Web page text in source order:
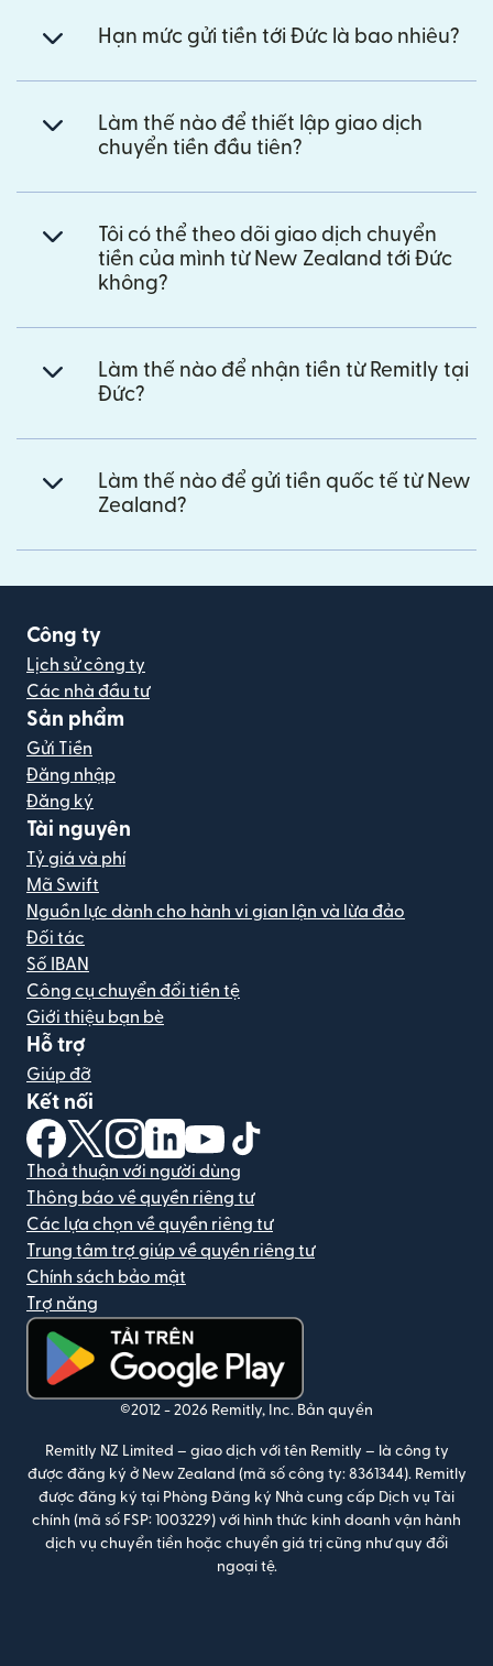
Hạn mức gửi tiền tới Đức là bao nhiêu?
Làm thế nào để thiết lập giao dịch
chuyển tiền đầu tiên?
Tôi có thể theo dõi giao dịch chuyển
tiền của mình từ New Zealand tới Đức
không?
Làm thế nào để nhận tiền từ Remitly tại
Đức?
Làm thế nào để gửi tiền quốc tế từ New
Zealand?
Công ty
Lịch sử công ty
Các nhà đầu tư
Sản phẩm
Gửi Tiền
Đăng nhập
Đăng ký
Tài nguyên
Tỷ giá và phí
Mã Swift
Nguồn lực dành cho hành vi gian lận và lừa đảo
Đối tác
Số IBAN
Công cụ chuyển đổi tiền tệ
Giới thiệu bạn bè
Hỗ trợ
Giúp đỡ
Kết nối
(mở trong cửa sổ mới)
(mở trong cửa sổ mới)
(mở trong cửa sổ mới)
(mở trong cửa sổ mới)
(mở trong cửa sổ mới)
Thoả thuận với người dùng
Thông báo về quyền riêng tư
Các lựa chọn về quyền riêng tư
Trung tâm trợ giúp về quyền riêng tư
Chính sách bảo mật
Trợ năng
(mở trong cửa sổ mới)
©2012 - 2026 Remitly, Inc. Bản quyền
Remitly NZ Limited – giao dịch với tên Remitly – là công ty
được đăng ký ở New Zealand (mã số công ty: 8361344). Remitly
được đăng ký tại Phòng Đăng ký Nhà cung cấp Dịch vụ Tài
chính (mã số FSP: 1003229) với hình thức kinh doanh vận hành
dịch vụ chuyển tiền hoặc chuyển giá trị cũng như quy đổi
ngoại tệ.